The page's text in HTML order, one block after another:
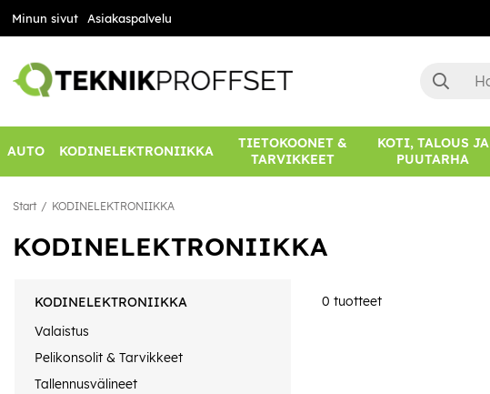
Minun sivut Asiakaspalvelu
AUTO KODINELEKTRONIIKKA
TIETOKOONET &
TARVIKKEET
KOTI, TALOUS JA
PUUTARHA
Start KODINELEKTRONIIKKA
KODINELEKTRONIIKKA
KODINELEKTRONIIKKA
Valaistus
Pelikonsolit & Tarvikkeet
Tallennusvälineet
0 tuotteet